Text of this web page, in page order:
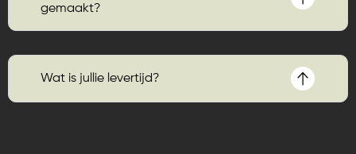
gemaakt?
Wat is jullie levertijd?